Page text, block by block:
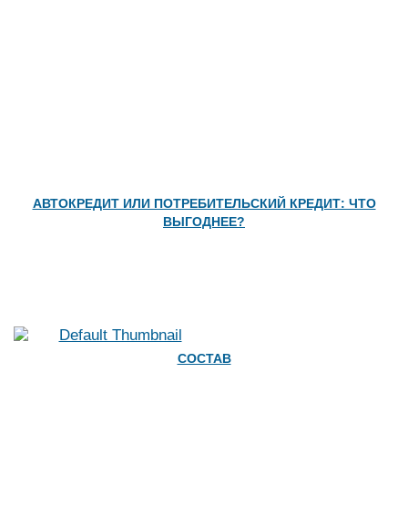
АВТОКРЕДИТ ИЛИ ПОТРЕБИТЕЛЬСКИЙ КРЕДИТ: ЧТО
ВЫГОДНЕЕ?
СОСТАВ